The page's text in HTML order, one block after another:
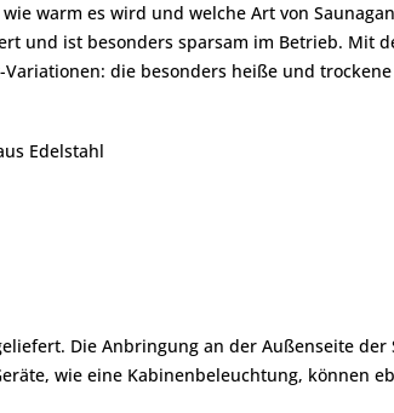
warm es wird und welche Art von
und ist besonders sparsam im Betrieb. Mit
die besonders heiße und
Edelstahl
Die Anbringung an der Außenseite
wie eine Kabinenbeleuchtung, können